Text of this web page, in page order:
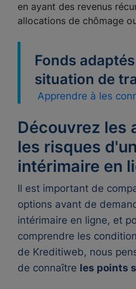
en ayant des revenus
allocations de chômage
Fonds
situation de
Apprendre à les
Découvrez les
les risques
intérimaire en
Il est important de
options avant de
intérimaire en ligne, et
comprendre les
de Kreditiweb, nous
de connaître les points